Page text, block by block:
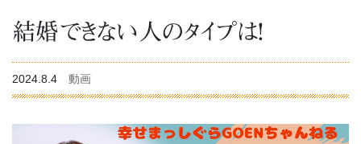
結婚できない人のタイプは！
2024.8.4 動画